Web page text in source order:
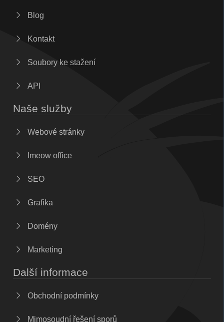
Blog
Kontakt
Soubory ke stažení
API
Naše služby
Webové stránky
Imeow office
SEO
Grafika
Domény
Marketing
Další informace
Obchodní podmínky
Mimosoudní řešení sporů